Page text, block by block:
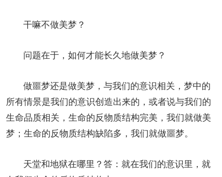
干嘛不做美梦？
问题在于，如何才能长久地做美梦？
做噩梦还是做美梦，与我们的意识相关，梦中的
所有情景是我们的意识创造出来的，或者说与我们的
生命品质相关，生命的反物质结构完美，我们就做美
梦；生命的反物质结构缺陷多，我们就做噩梦。
天堂和地狱在哪里？答：就在我们的意识里，就